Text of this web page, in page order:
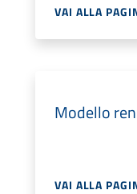
VAI ALLA
Modello
VAI ALLA